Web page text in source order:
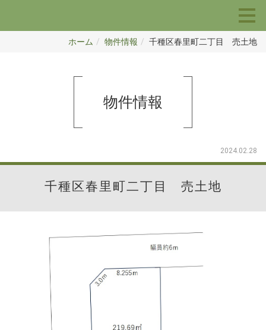
ホーム 物件情報 千種区春里町二丁目 売土地
物件情報
2024.02.28
千種区春里町二丁目 売土地